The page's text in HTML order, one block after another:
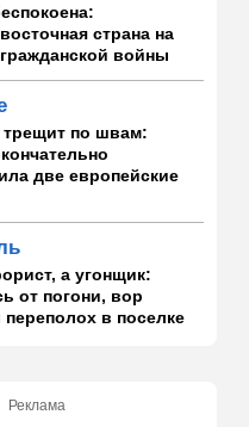
страна на
войны
трещит по швам:
две европейские
а угонщик:
от погони, вор
в поселке
над
Реклама